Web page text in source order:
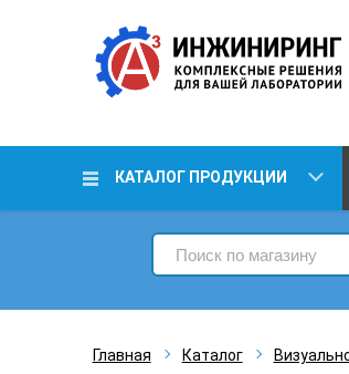
КАТАЛОГ ПРОДУКЦИИ
Главная Каталог